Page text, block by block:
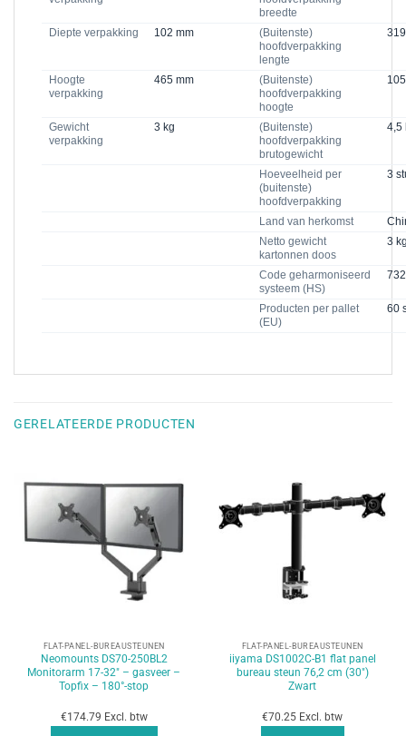
breedte
Diepte verpakking 102 mm
(Buitenste)
hoofdverpakking
lengte
Hoogte
verpakking
465 mm
(Buitenste)
hoofdverpakking
hoogte
Gewicht
verpakking
3 kg
(Buitenste)
hoofdverpakking
brutogewicht
4,5
Hoeveelheid per
(buitenste)
hoofdverpakking
3
Land van herkomst
Netto gewicht
kartonnen doos
3
Code geharmoniseerd
systeem (HS)
Producten per pallet
(EU)
60
GERELATEERDE PRODUCTEN
FLAT-PANEL-BUREAUSTEUNEN
Neomounts DS70-250BL2
Monitorarm 17-32″ – gasveer –
Topfix – 180°-stop
€174.79 Excl. btw
FLAT-PANEL-BUREAUSTEUNEN
iiyama DS1002C-B1 flat panel
bureau steun 76,2 cm (30″)
Zwart
€70.25 Excl. btw